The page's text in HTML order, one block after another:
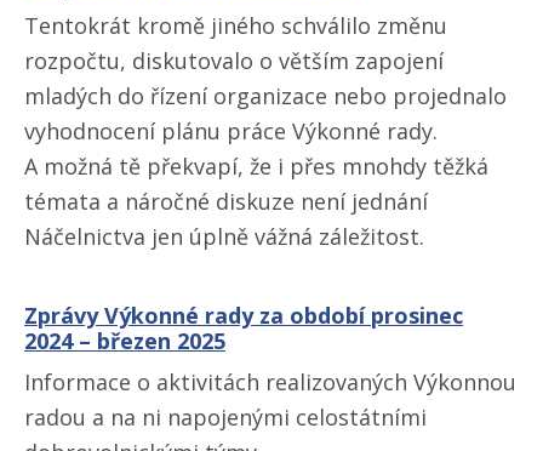
Tentokrát kromě jiného schválilo změnu
rozpočtu, diskutovalo o větším zapojení
mladých do řízení organizace nebo projednalo
vyhodnocení plánu práce Výkonné rady.
A možná tě překvapí, že i přes mnohdy těžká
témata a náročné diskuze není jednání
Náčelnictva jen úplně vážná záležitost.
Zprávy Výkonné rady za období prosinec
2024 – březen 2025
Informace o aktivitách realizovaných Výkonnou
radou a na ni napojenými celostátními